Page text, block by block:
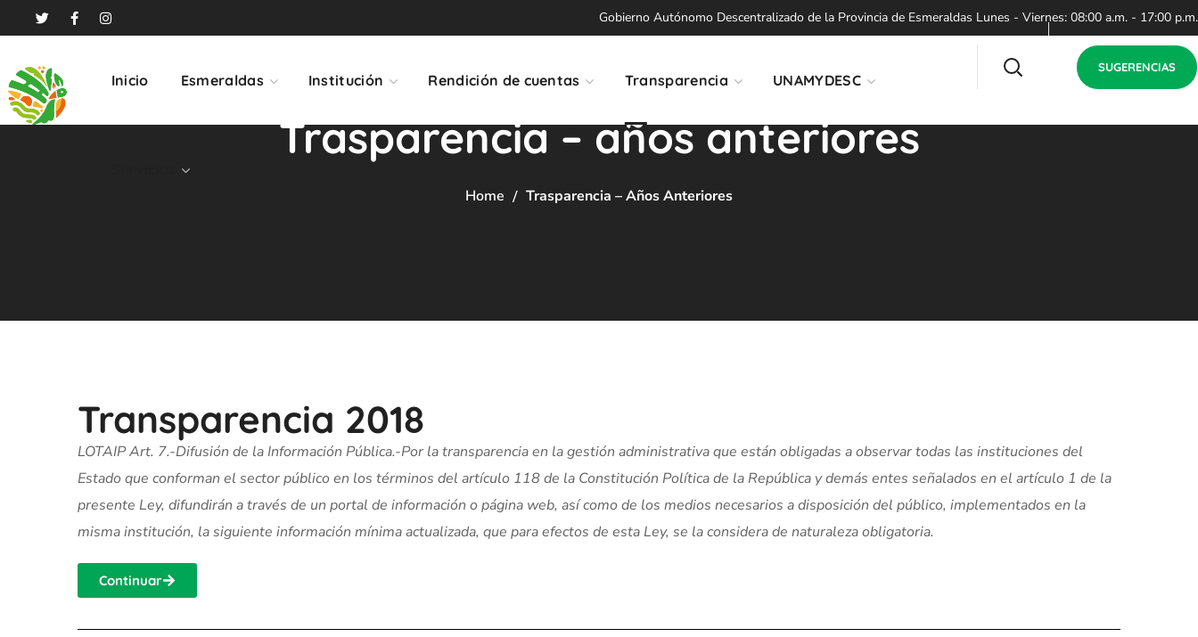
Gobierno Autónomo Descentralizado de la Provincia de Esmeraldas Lunes - Viernes: 08:00 a.m. - 17:00 p.m.
Inicio Esmeraldas Institución Rendición de cuentas Transparencia UNAMYDESC
SUGERENCIAS
Trasparencia – años anteriores
Home Trasparencia – Años Anteriores
Transparencia 2018
LOTAIP Art. 7.-Difusión de la Información Pública.-Por la transparencia en la gestión administrativa que están obligadas a observar todas las instituciones del
Estado que conforman el sector público en los términos del artículo 118 de la Constitución Política de la República y demás entes señalados en el artículo 1 de la
presente Ley, difundirán a través de un portal de información o página web, así como de los medios necesarios a disposición del público, implementados en la
misma institución, la siguiente información mínima actualizada, que para efectos de esta Ley, se la considera de naturaleza obligatoria.
Continuar